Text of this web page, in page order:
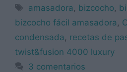
Etiquetas
amasadora , bizcocho,
bizcocho fácil amasadora ,
condensada , recetas de
twist&fusion 4000 luxury
3 comentarios